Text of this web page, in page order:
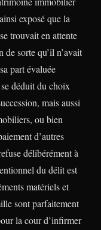
exposé que la
trouvait en attente
sorte qu’il n’avait
part évaluée
déduit du choix
mais aussi
ou bien
d’autres
délibérément à
du délit est
matériels et
sont parfaitement
la cour d’infirmer